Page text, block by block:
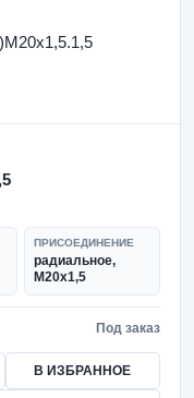
ПРИСОЕДИНЕНИЕ
радиальное,
M20x1,5
Под заказ
В ИЗБРАННОЕ